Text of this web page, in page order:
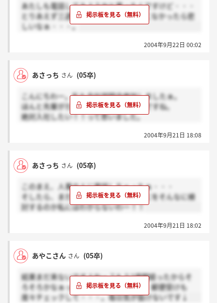
あたしも電話してみようかと思ったんですけど・・・
とりあえず三週間待っています。連絡こなかったら悲
しいなぁ・・・。
2004年9月22日 00:02
あさっち さん (05卒)
こんにちわー。私も会社説明会参加しましたぁ。
ほんと先輩がたのお話は、楽しかったですね。
絶対入社したい！！って思いました。
そしたらまだ、慎重に検討中だって・・・・
もう少しまってみよーっと。
2004年9月21日 18:08
あさっち さん (05卒)
このまえ、人事の人に電話しちゃったぁ・・・
そしたら、まだ検討中ですだって。なにをそんなに検
討するのか私にはわからないわー！！
2004年9月21日 18:02
あやこさん さん (05卒)
結果まだ来ないですよねー？もう2週間経ったからそ
ろそろかなぁって電話常に持ち歩いて、郵便受けも
度々チェックして・・・。毎日気が抜けないです↓